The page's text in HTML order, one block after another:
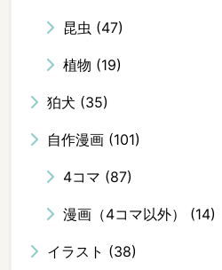
昆虫 (47)
植物 (19)
狛犬 (35)
自作漫画 (101)
4コマ (87)
漫画（4コマ以外） (14)
イラスト (38)